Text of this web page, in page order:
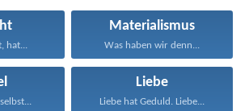
hat...
Materialismus
Was haben wir denn...
Liebe
Liebe hat Geduld. Liebe...